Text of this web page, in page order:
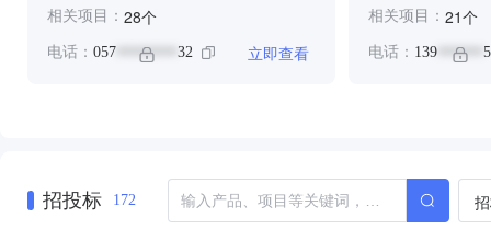
相关项目： 28个
电话： 057 ******** 32 立即查看
相关项目： 21个
电话： 139******
招投标 172